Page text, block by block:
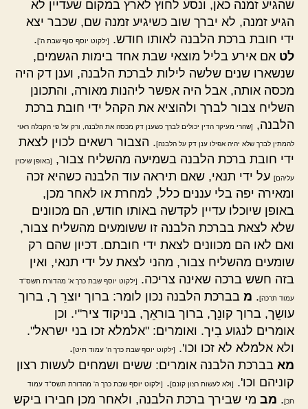
שהגיע זמנה כאן, ונסע לחוץ לארץ במקום שעדיין לא
הגיע זמנה, לא יברך שוב כשיגיע זמנה שם, שכבר יצא
ידי חובת ברכת הלבנה לאותו חודש.
[ילקוט יוסף סוף שבת ה'].
לט אם אירע בליל מוצאי שבת אחד בימות הגשמים,
שנשארו שנים שלשה לילות לברכת הלבנה, וענן דק היה
מכסה אותה, אבל היה אפשר ליהנות מאורה, והתכונן
השליח צבור לברך ולהוציא את הקהל ידי חובת ברכת
הלבנה,
[שהרי מעיקר הדין יכולים לברך כשענן דק מכסה את הלבנה, ורק על פי הקבלה ראוי
להמתין לברך שלא יהיה אפילו ענן דק על הלבנה]. הצבור רשאים לכוין לצאת
ידי חובת ברכת הלבנה בשמיעה מהשליח צבור,
[באופן שיכוין
עליהם] על ידי תנאי, שאם תיראה עוד הלבנה כשהיא זכה
ומאירה יפה בלי עננים כלל, למחרת או לאחר מכן,
באופן שיוכלו עדיין לקדשה באותו חודש, הם מכוונים
שלא לצאת בברכת הלבנה זו ששומעים מהשליח צבור,
ואם לאו הם מכוונים לצאת ידי חובתם. דכיון שהם רק
שומעים מהשליח צבור, מהני לצאת על ידי תנאי, ואין
בזה חשש ברכה שאינה צריכה.
[ילקוט יוסף שבת כרך א' מהדורת תשס"ד
עמוד תרכה]. מ בברכת הלבנה נכון לומר: ברוך יוצרֵ ך, ברוך
עושֵך, ברוך קונֵך, ברוך בוראֵך, בניקוד ציר"י. וכן
אומרים לנגוע בִיך. ואומרים: "אלמלא זכו בני ישראל".
ולא אלמלא לא זכו וכו'.
[ילקוט יוסף שבת כרך ה' עמוד תיט].
מא בברכת הלבנה אומרים: ששים ושמחים לעשות רצון
קוניהם וכו'.
[ולא לעשות רצון קונם]. [ילקוט יוסף שבת כרך ה' מהדורת תשס"ד עמוד
תכ]. מב מי שבירך ברכת הלבנה, ולאחר מכן חבירו ביקש